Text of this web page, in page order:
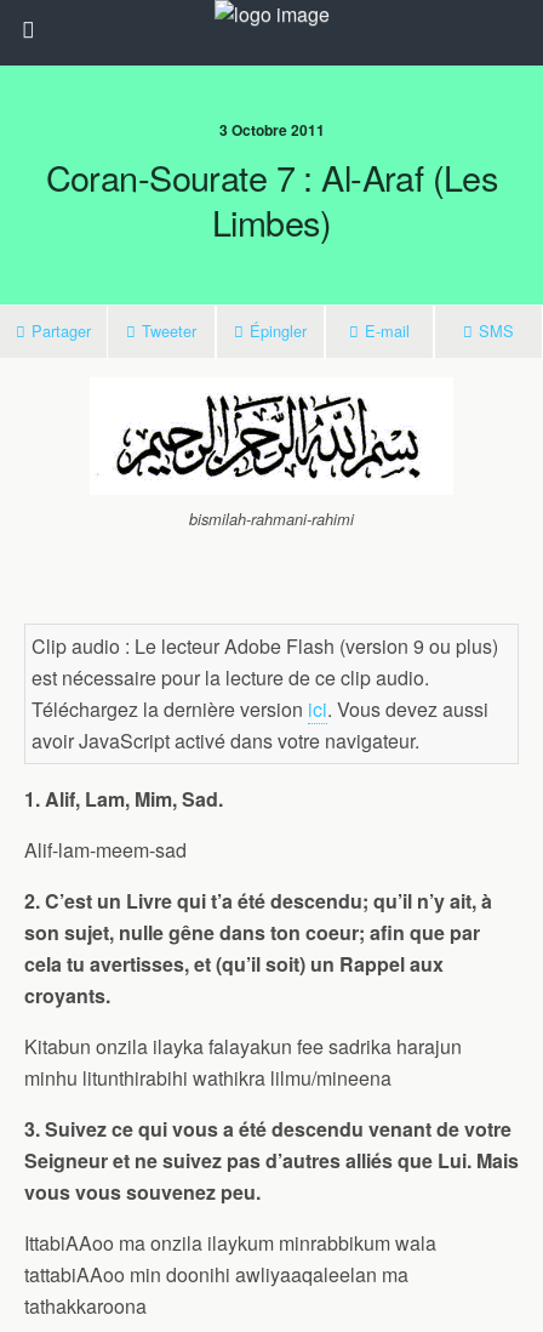
3 Octobre 2011
Coran-Sourate 7 : Al-Araf (Les
Limbes)
Partager Tweeter Épingler E-mail SMS
bismilah-rahmani-rahimi
Clip audio : Le lecteur Adobe Flash (version 9 ou plus)
est nécessaire pour la lecture de ce clip audio.
Téléchargez la dernière version ici. Vous devez aussi
avoir JavaScript activé dans votre navigateur.
1. Alif, Lam, Mim, Sad.
Alif-lam-meem-sad
2. C’est un Livre qui t’a été descendu; qu’il n’y ait, à
son sujet, nulle gêne dans ton coeur; afin que par
cela tu avertisses, et (qu’il soit) un Rappel aux
croyants.
Kitabun onzila ilayka falayakun fee sadrika harajun
minhu litunthirabihi wathikra lilmu/mineena
3. Suivez ce qui vous a été descendu venant de votre
Seigneur et ne suivez pas d’autres alliés que Lui. Mais
vous vous souvenez peu.
IttabiAAoo ma onzila ilaykum minrabbikum wala
tattabiAAoo min doonihi awliyaaqaleelan ma
tathakkaroona